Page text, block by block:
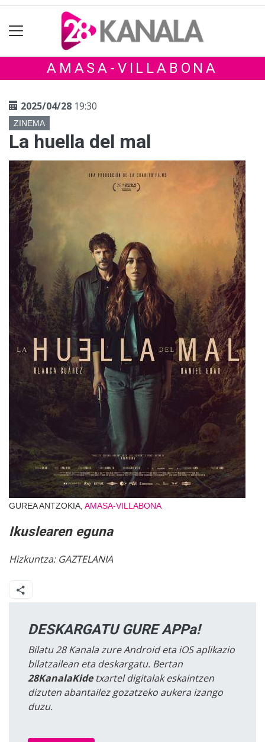
AMASA-VILLABONA
2025/04/28 19:30
ZINEMA
La huella del mal
GUREA ANTZOKIA, AMASA-VILLABONA
Ikuslearen eguna
Hizkuntza: GAZTELANIA
DESKARGATU GURE APPa!
Bilatu 28 Kanala zure Android eta iOS aplikazio
bilatzailean eta deskargatu. Bertan
28KanalaKidetxartel digitalak eskaintzen
dizuten abantailez gozatzeko aukera izango
duzu.